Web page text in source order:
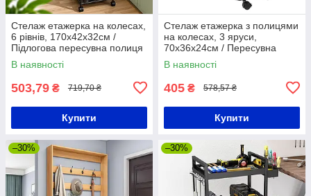
Стелаж етажерка на колесах,
6 рівнів, 170х42х32см /
Підлогова пересувна полиця
для кухні / Полиця етажерка
В наявності
503,79 ₴ 719,70 ₴
Купити
Стелаж етажерка з полицями
на колесах, 3 яруси,
70x36x24см / Пересувна
полиця для кухні / Етажерка у
ванну
В наявності
405 ₴ 578,57 ₴
Купити
–30% –30%